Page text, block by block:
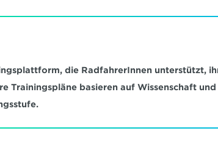
die RadfahrerInnen unterstützt,
Trainingspläne basieren auf Wissenschaft